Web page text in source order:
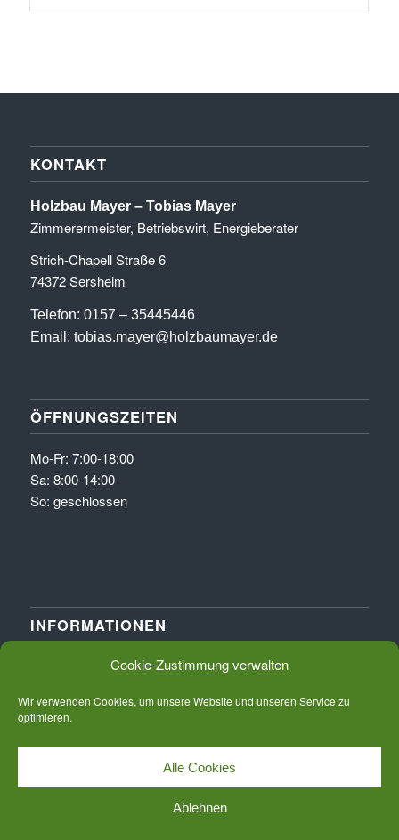
Cookie-Zustimmung verwalten
Wir verwenden Cookies, um unsere Website und unseren Service zu
optimieren.
Alle Cookies
Ablehnen
KONTAKT
Holzbau Mayer – Tobias Mayer
Zimmerermeister, Betriebswirt, Energieberater
Strich-Chapell Straße 6
74372 Sersheim
Telefon: 0157 – 35445446
Email: tobias.mayer@holzbaumayer.de
ÖFFNUNGSZEITEN
Mo-Fr: 7:00-18:00
Sa: 8:00-14:00
So: geschlossen
INFORMATIONEN
Cookie-Richtlinien